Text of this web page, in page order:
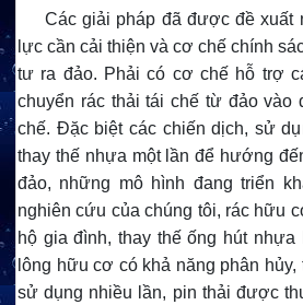
Các giải pháp đã được đề xuất
lực cần cải thiện và cơ chế chính
tư ra đảo. Phải có cơ chế hỗ trợ
chuyển rác thải tái chế từ đảo
chế. Đặc biệt các chiến dịch, sử
thay thế nhựa một lần để hướng
đảo, những mô hình đang triển
nghiên cứu của chúng tôi, rác hữu
hộ gia đình, thay thế ống hút
lông hữu cơ có khả năng phân
sử dụng nhiều lần, pin thải được